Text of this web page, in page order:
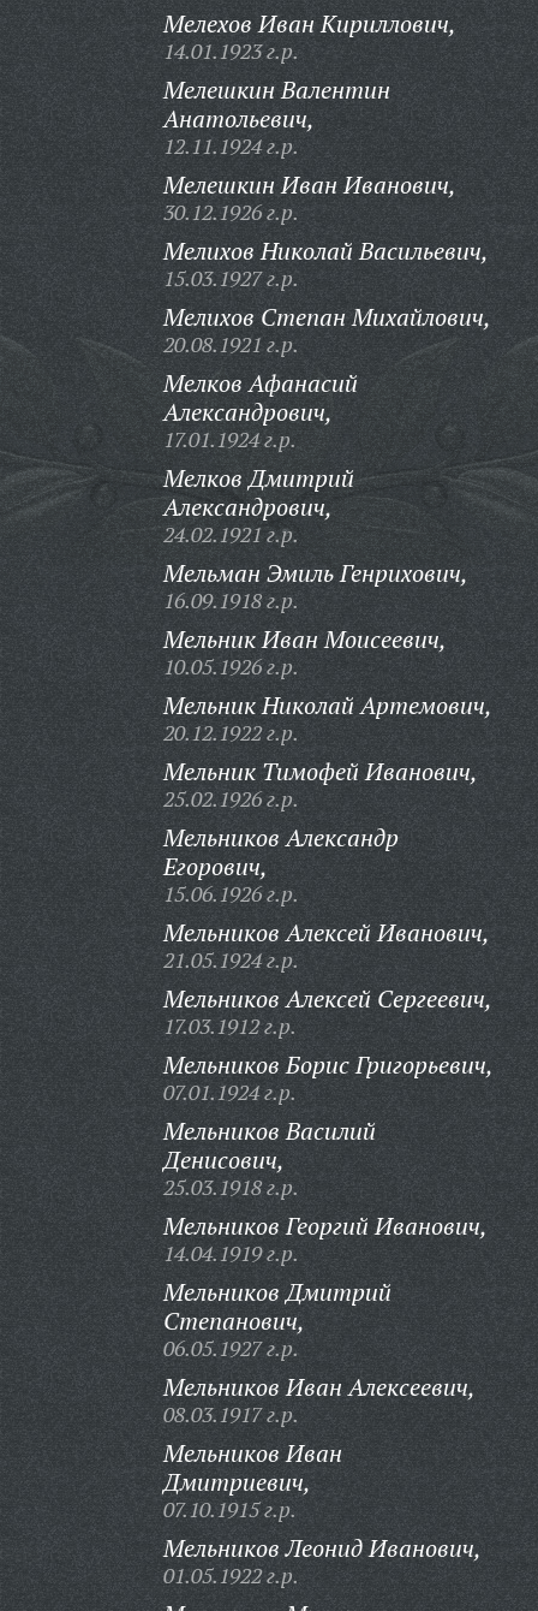
Мелехов Иван Кириллович,
14.01.1923 г.р.
Мелешкин Валентин
Анатольевич,
12.11.1924 г.р.
Мелешкин Иван Иванович,
30.12.1926 г.р.
Мелихов Николай Васильевич,
15.03.1927 г.р.
Мелихов Степан Михайлович,
20.08.1921 г.р.
Мелков Афанасий
Александрович,
17.01.1924 г.р.
Мелков Дмитрий
Александрович,
24.02.1921 г.р.
Мельман Эмиль Генрихович,
16.09.1918 г.р.
Мельник Иван Моисеевич,
10.05.1926 г.р.
Мельник Николай Артемович,
20.12.1922 г.р.
Мельник Тимофей Иванович,
25.02.1926 г.р.
Мельников Александр
Егорович,
15.06.1926 г.р.
Мельников Алексей Иванович,
21.05.1924 г.р.
Мельников Алексей Сергеевич,
17.03.1912 г.р.
Мельников Борис Григорьевич,
07.01.1924 г.р.
Мельников Василий
Денисович,
25.03.1918 г.р.
Мельников Георгий Иванович,
14.04.1919 г.р.
Мельников Дмитрий
Степанович,
06.05.1927 г.р.
Мельников Иван Алексеевич,
08.03.1917 г.р.
Мельников Иван
Дмитриевич,
07.10.1915 г.р.
Мельников Леонид Иванович,
01.05.1922 г.р.